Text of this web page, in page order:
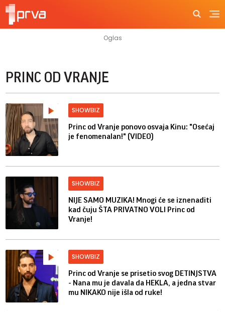
PRINC OD VRANJE
SHOWBIZ
Princ od Vranje ponovo osvaja Kinu: "Osećaj
je fenomenalan!" (VIDEO)
SHOWBIZ
NIJE SAMO MUZIKA! Mnogi će se iznenaditi
kad čuju ŠTA PRIVATNO VOLI Princ od
Vranje!
SHOWBIZ
Princ od Vranje se prisetio svog DETINJSTVA
- Nana mu je davala da HEKLA, a jedna stvar
mu NIKAKO nije išla od ruke!